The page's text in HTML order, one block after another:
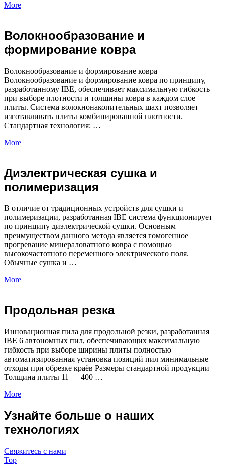
More
Волокнообразование и
формирование ковра
Волокнообразование и формирование ковра
Волокнообразование и формирование ковра по принципу,
разработанному IBE, обеспечивает максимальную гибкость
при выборе плотности и толщины ковра в каждом слое
плиты. Система волокнонакопительных шахт позволяет
изготавливать плиты комбинированной плотности.
Стандартная технология: …
More
Диэлектрическая сушка и
полимеризация
В отличие от традиционных устройств для сушки и
полимеризации, разработанная IBE система функционирует
по принципу диэлектрической сушки. Основным
преимуществом данного метода является гомогенное
прогревание минераловатного ковра с помощью
высокочастотного переменного электрического поля.
Обычные сушка и …
More
Продольная резка
Инновационная пила для продольной резки, разработанная
IBE 6 автономных пил, обеспечивающих максимальную
гибкость при выборе ширины плиты полностью
автоматизированная установка позиций пил минимальные
отходы при обрезке краёв Размеры стандартной продукции
Толщина плиты 11 — 400 …
More
Узнайте больше о наших
технологиях
Свяжитесь с нами
Top